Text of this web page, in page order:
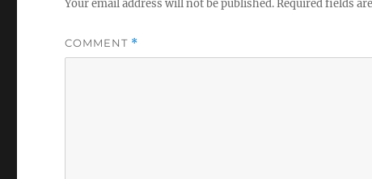
Your email address will not be published.Required fields
COMMENT *